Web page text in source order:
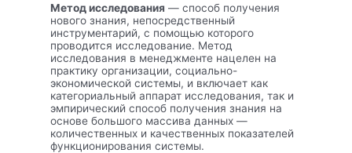
Метод исследования — способ получения
нового знания, непосредственный
инструментарий, с помощью которого
проводится исследование. Метод
исследования в менеджменте нацелен на
практику организации, социально-
экономической системы, и включает как
категориальный аппарат исследования, так и
эмпирический способ получения знания на
основе большого массива данных —
количественных и качественных показателей
функционирования системы.